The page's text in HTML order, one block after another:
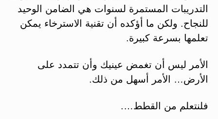
التدريبات المستمرة لسنوات هي الضامن الوحيد
للنجاح. ولكن ما أؤكده أن تقنية الاسترخاء يمكن
تعلمها بسرعة كبيرة.
الأمر ليس أن تغمض عينيك وأن تتمدد على
الأرض… الأمر أسهل من ذلك.
فلنتعلم من القطط….